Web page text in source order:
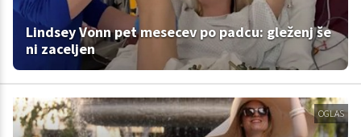
Lindsey Vonn pet mesecev po padcu: gleženj še
ni zaceljen
OGLAS